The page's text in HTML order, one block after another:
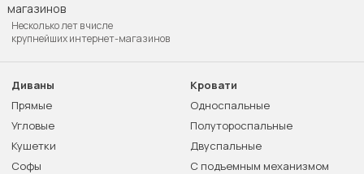
Несколько лет в числе
крупнейших интернет-магазинов
Диваны
Прямые
Угловые
Кушетки
Софы
Кровати
Односпальные
Полутороспальные
Двуспальные
С подъемным механизмом